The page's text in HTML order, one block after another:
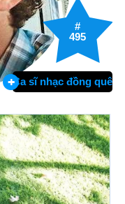
#
495
Ca sĩ nhạc đồng quê